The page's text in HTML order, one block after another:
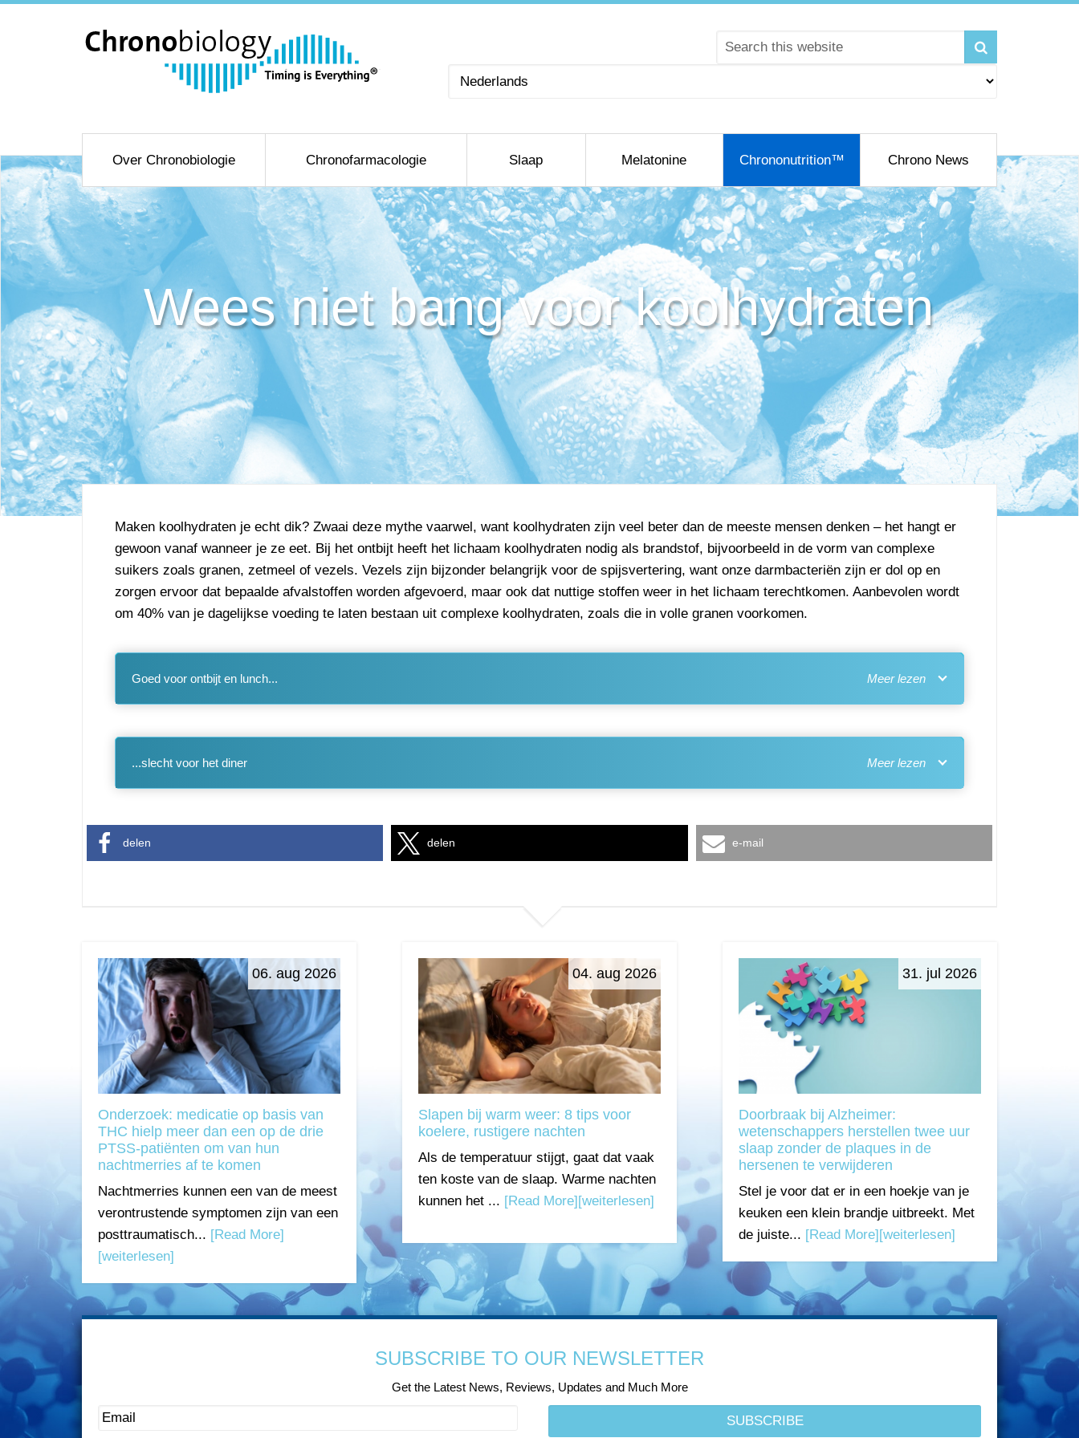
Kies
Over Chronobiologie Chronofarmacologie Slaap Melatonine Chrononutrition™ Chrono News
Wees niet bang voor koolhydraten
Maken koolhydraten je echt dik? Zwaai deze mythe vaarwel, want koolhydraten zijn veel beter dan de meeste mensen denken – het hangt er
gewoon vanaf wanneer je ze eet. Bij het ontbijt heeft het lichaam koolhydraten nodig als brandstof, bijvoorbeeld in de vorm van complexe
suikers zoals granen, zetmeel of vezels. Vezels zijn bijzonder belangrijk voor de spijsvertering, want onze darmbacteriën zijn er dol op en
zorgen ervoor dat bepaalde afvalstoffen worden afgevoerd, maar ook dat nuttige stoffen weer in het lichaam terechtkomen. Aanbevolen wordt
om 40% van je dagelijkse voeding te laten bestaan uit complexe koolhydraten, zoals die in volle granen voorkomen.
Goed voor ontbijt en lunch...
...slecht voor het diner
delen delen e-mail
06. aug 2026
Onderzoek: medicatie op basis van
THC hielp meer dan een op de drie
PTSS-patiënten om van hun
nachtmerries af te komen
Nachtmerries kunnen een van de meest
verontrustende symptomen zijn van een
posttraumatisch... [Read More]
[weiterlesen]
04. aug 2026
Slapen bij warm weer: 8 tips voor
koelere, rustigere nachten
Als de temperatuur stijgt, gaat dat vaak
ten koste van de slaap. Warme nachten
kunnen het ... [Read More][weiterlesen]
31. jul 2026
Doorbraak bij Alzheimer:
wetenschappers herstellen twee uur
slaap zonder de plaques in de
hersenen te verwijderen
Stel je voor dat er in een hoekje van je
keuken een klein brandje uitbreekt. Met
de juiste... [Read More][weiterlesen]
SUBSCRIBE TO OUR NEWSLETTER
Get the Latest News, Reviews, Updates and Much More